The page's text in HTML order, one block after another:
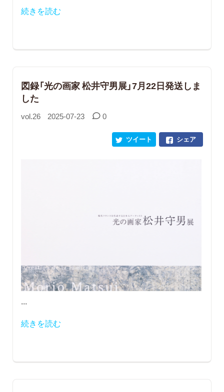
続きを読む
図録「光の画家 松井守男展」7月22日発送しま
した
vol.26 2025-07-23 0
シェア
ツイート
...
続きを読む